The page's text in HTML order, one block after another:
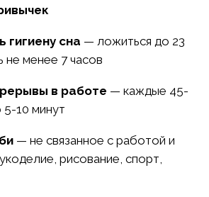
сна — ложиться до 23
не менее 7 часов
в работе — каждые 45-
5-10 минут
— не связанное с работой и
рисование, спорт,